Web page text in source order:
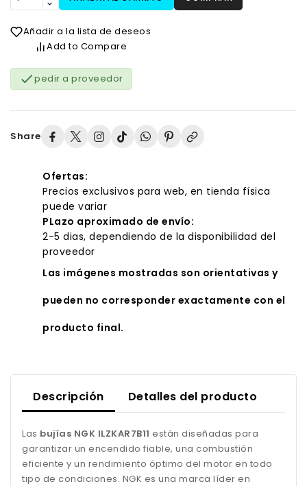
Añadir a la lista de deseos
Add to Compare
pedir a proveedor
Share
Ofertas:
Precios exclusivos para web, en tienda física
puede variar
PLazo aproximado de envío:
2-5 dias, dependiendo de la disponibilidad del
proveedor
Las imágenes mostradas son orientativas y
pueden no corresponder exactamente con el
producto final.
Descripción Detalles del producto
Las bujías NGK ILZKAR7B11 están diseñadas para
garantizar un encendido fiable, una combustión
eficiente y un rendimiento óptimo del motor en todo
tipo de condiciones. NGK es una marca líder en